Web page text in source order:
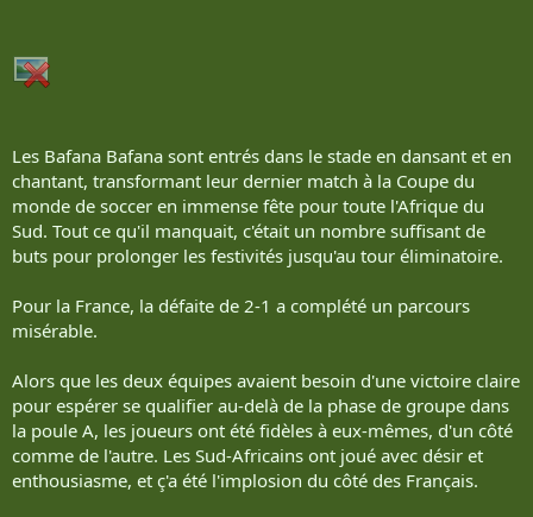
Les Bafana Bafana sont entrés dans le stade en dansant et en
chantant, transformant leur dernier match à la Coupe du
monde de soccer en immense fête pour toute l'Afrique du
Sud. Tout ce qu'il manquait, c'était un nombre suffisant de
buts pour prolonger les festivités jusqu'au tour éliminatoire.
Pour la France, la défaite de 2-1 a complété un parcours
misérable.
Alors que les deux équipes avaient besoin d'une victoire claire
pour espérer se qualifier au-delà de la phase de groupe dans
la poule A, les joueurs ont été fidèles à eux-mêmes, d'un côté
comme de l'autre. Les Sud-Africains ont joué avec désir et
enthousiasme, et ç'a été l'implosion du côté des Français.